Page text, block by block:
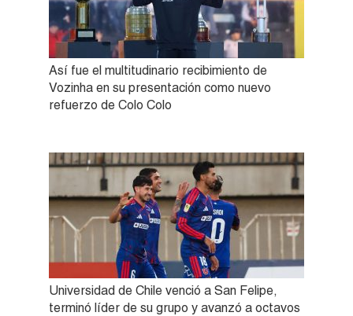
Así fue el multitudinario recibimiento de
Vozinha en su presentación como nuevo
refuerzo de Colo Colo
Universidad de Chile venció a San Felipe,
terminó líder de su grupo y avanzó a octavos